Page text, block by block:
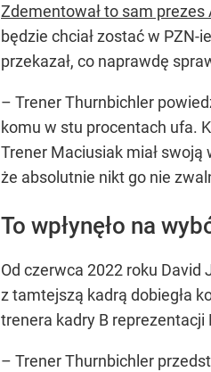
Zdementował to sam prezes
będzie chciał zostać w PZN-
przekazał, co naprawdę
– Trener Thurnbichler
komu w stu procentach ufa.
Trener Maciusiak miał
że absolutnie nikt go nie
To wpłynęło na
Od czerwca 2022 roku David
z tamtejszą kadrą dobiegła
trenera kadry B reprezentacji
– Trener Thurnbichler